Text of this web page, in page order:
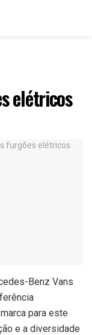
elétricos
Benz Vans
para este
e a diversidade